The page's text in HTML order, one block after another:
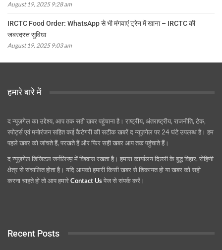
August 19, 2025 9:28 am
IRCTC Food Order: WhatsApp से भी मंगवाएं ट्रेन में खाना – IRCTC की
जबरदस्त सुविधा
August 19, 2025 9:03 am
हमारे बारे में
द न्यूज़गेल का उद्देश्य, आप तक सही खबर पहुंचाना है। राष्ट्रीय, अंतराष्ट्रीय, राजनीति, टेक,
स्पोर्ट्स एवं मनोरंजन सहित कई कैटेगरी की सटीक खबरें द न्यूज़गेल पर 24 घंटे उपलब्ध है। हम
पहले खबर को जांचते हैं, परखते हैं और फिर सही खबर आप तक पहुंचाते हैं।
द न्यूज़गेल डिजिटल जर्नलिज्म़ में विश्वास रखता है। हमारा कार्यालय दिल्ली के बुद्ध विहार, रोहिणी
क्षेत्र से संचालित होता है। यदि आपको हमारी किसी खबर से शिकायत हो या खबर को सही
करना चाहते हो तो आप हमारेContact Usपेज से संपर्क करें।
Recent Posts